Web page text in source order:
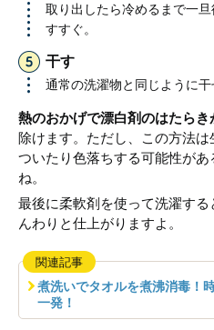
取り出したら冷めるまで一
すすぐ。
干す
通常の洗濯物と同じように干
熱のおかげで漂白剤のはたらき
除けます。ただし、この方法
ついたり色落ちする可能性が
ね。
最後に柔軟剤を使って洗濯す
んわりと仕上がりますよ。
関連記事
煮洗いでタオルを煮沸消毒！
一発！